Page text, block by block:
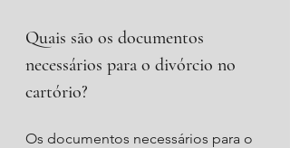
Quais são os documentos
necessários para o divórcio no
cartório?
Os documentos necessários para o